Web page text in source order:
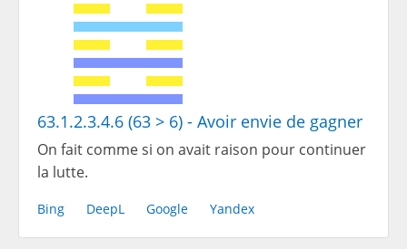
63.1.2.3.4.6 (63 > 6) - Avoir envie de gagner
On fait comme si on avait raison pour continuer
la lutte.
Bing DeepL Google Yandex